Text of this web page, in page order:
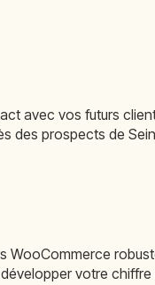
avec vos futurs
des prospects de
votre chiffre